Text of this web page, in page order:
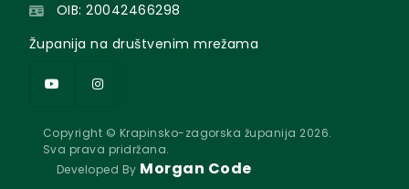
OIB: 20042466298
Županija na društvenim mrežama
Copyright © Krapinsko-zagorska županija 2026.
Sva prava pridržana.
Developed By Morgan Code